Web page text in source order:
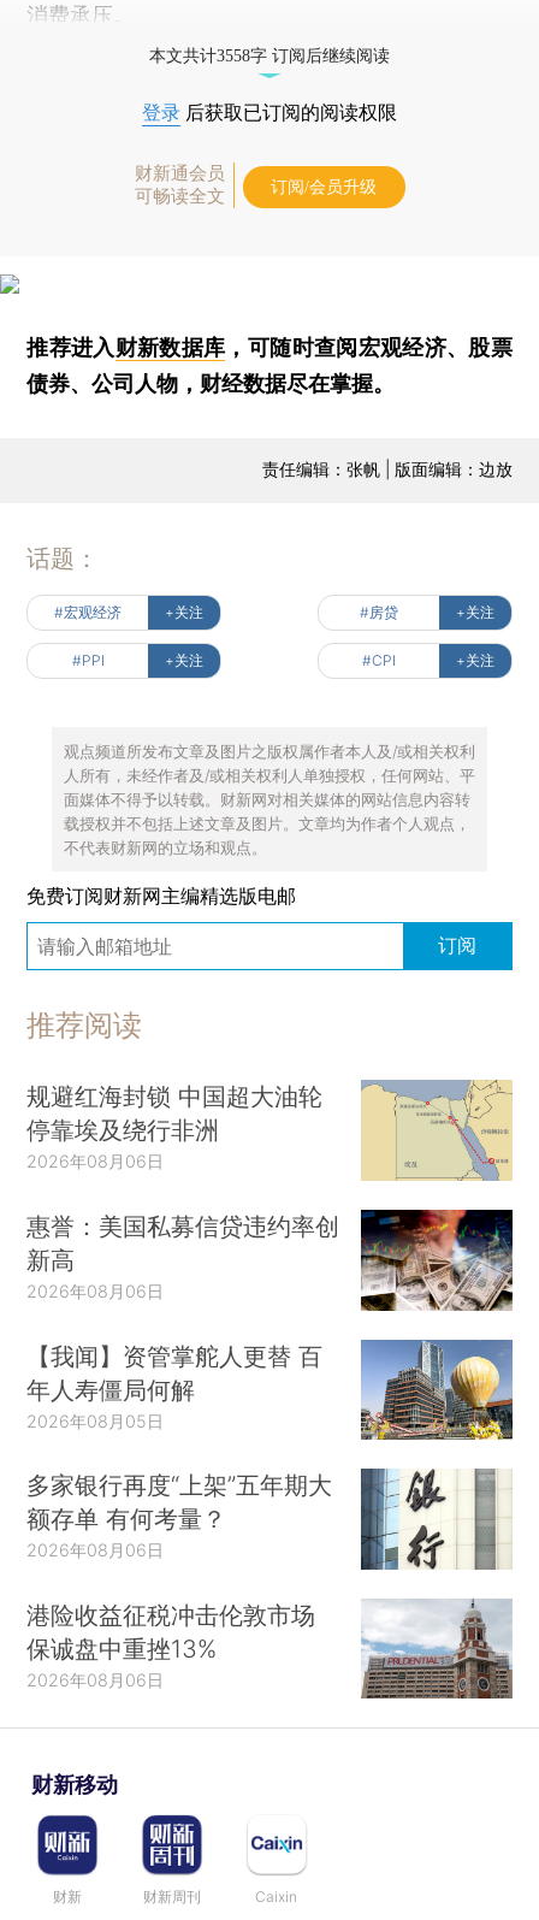
消费承压。
本文共计3558字 订阅后继续阅读
登录 后获取已订阅的阅读权限
财新通会员
可畅读全文
订阅/会员升级
推荐进入财新数据库 ，可随时查阅宏观经济、股票
债券、公司人物，财经数据尽在掌握。
责任编辑：张帆 | 版面编辑：边放
话题：
#宏观经济 +关注 #房贷 +关注
#PPI +关注 #CPI +关注
观点频道所发布文章及图片之版权属作者本人及/或相关权利
人所有，未经作者及/或相关权利人单独授权，任何网站、平
面媒体不得予以转载。财新网对相关媒体的网站信息内容转
载授权并不包括上述文章及图片。文章均为作者个人观点，
不代表财新网的立场和观点。
免费订阅财新网主编精选版电邮
订阅
推荐阅读
规避红海封锁 中国超大油轮
停靠埃及绕行非洲
2026年08月06日
惠誉：美国私募信贷违约率创
新高
2026年08月06日
【我闻】资管掌舵人更替 百
年人寿僵局何解
2026年08月05日
多家银行再度“上架”五年期大
额存单 有何考量？
2026年08月06日
港险收益征税冲击伦敦市场
保诚盘中重挫13%
2026年08月06日
财新移动
财新 财新周刊 Caixin